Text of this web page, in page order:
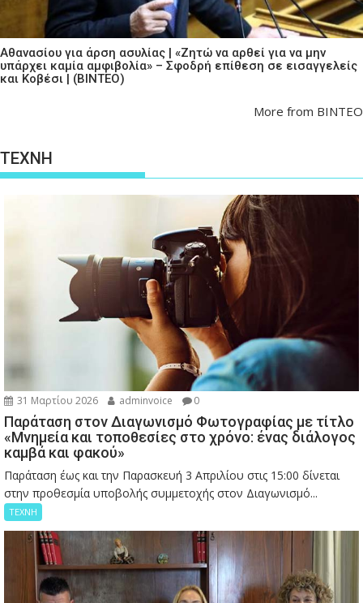
Αθανασίου για άρση ασυλίας | «Ζητώ να αρθεί για να μην
υπάρχει καμία αμφιβολία» – Σφοδρή επίθεση σε εισαγγελείς
και Κοβέσι | (ΒΙΝΤΕΟ)
More from ΒΙΝΤΕΟ
ΤΕΧΝΗ
31 Μαρτίου 2026 adminvoice 0
Παράταση στον Διαγωνισμό Φωτογραφίας με τίτλο
«Μνημεία και τοποθεσίες στο χρόνο: ένας διάλογος
καμβά και φακού»
Παράταση έως και την Παρασκευή 3 Απριλίου στις 15:00 δίνεται
στην προθεσμία υποβολής συμμετοχής στον Διαγωνισμό...
ΤΕΧΝΗ